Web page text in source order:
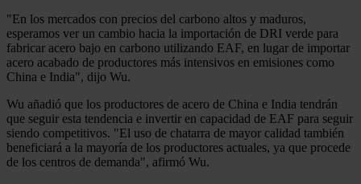
"En los mercados con precios del carbono altos y maduros,
esperamos ver un cambio hacia la importación de DRI verde para
fabricar acero bajo en carbono utilizando EAF, en lugar de importar
acero acabado de productores más intensivos en emisiones como
China e India", dijo Wu.
Wu añadió que los productores de acero de China e India tendrán
que seguir esta tendencia e invertir en capacidad de EAF para seguir
siendo competitivos. "El uso de chatarra de mayor calidad también
beneficiará a la mayoría de los productores actuales, ya que procede
de los centros de demanda", afirmó Wu.